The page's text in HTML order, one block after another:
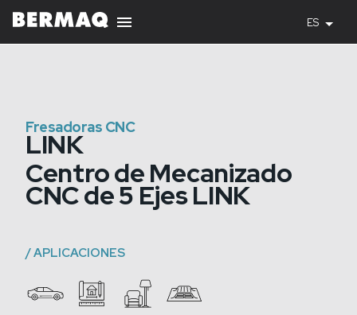
ES
Fresadoras CNC
LINK
Centro de Mecanizado
CNC de 5 Ejes LINK
/APLICACIONES